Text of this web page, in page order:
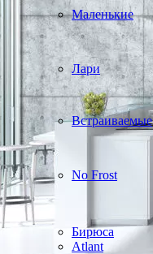
Маленькие
Лари
Встраиваемые
No Frost
Бирюса
Atlant